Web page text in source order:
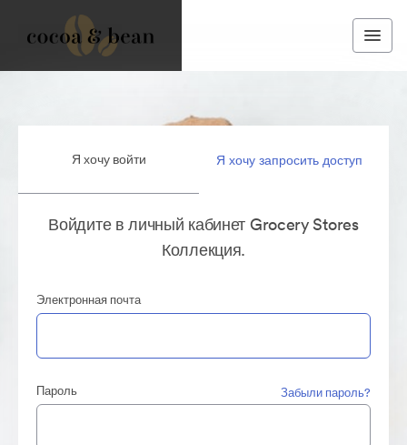
Я хочу войти Я хочу запросить доступ
Войдите в личный кабинет Grocery Stores
Коллекция.
Электронная почта
Пароль Забыли пароль?